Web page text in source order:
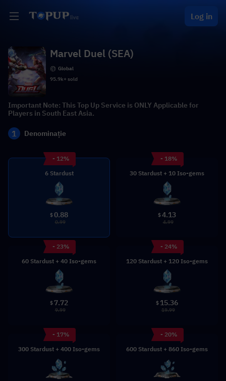
Log in
Marvel Duel (SEA)
Global
95.9k+ sold
Important Note: This Top Up Service is ONLY Applicable for
Players in South East Asia.
1 Denominație
- 12%
6 Stardust
$0.88
0.99
- 18%
30 Stardust + 10 Iso-gems
$4.13
4.99
- 23%
60 Stardust + 40 Iso-gems
$ 7.72
9.99
- 24%
120 Stardust + 120 Iso-gems
$ 15.36
19.99
- 17%
300 Stardust + 400 Iso-gems
- 20%
600 Stardust + 860 Iso-gems